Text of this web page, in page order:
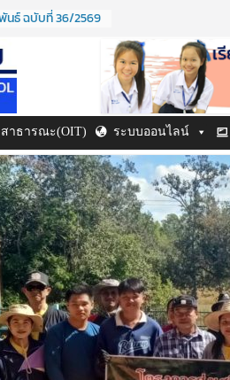
นธ์ ฉบับที่ 36/2569
ด ปี ๒๕๖๙
ำปี ๒๕๖๙
ธ์ ฉบับที่ 38/2569
นธ์ ฉบับที่ 37/2569
สาธารณะ(OIT) ระบบออนไลน์